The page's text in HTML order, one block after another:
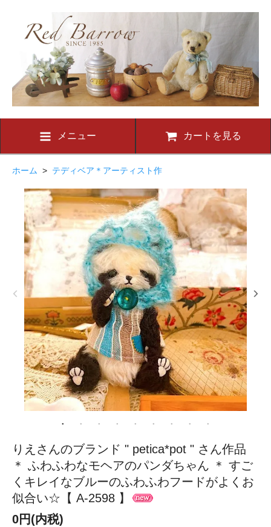
メニュー カートを見る
ホーム > テディベア＊アーティスト作
りえさんのブランド " petica*pot " さん作品
＊ ふわふわなモヘアのパンダちゃん ＊ すご
くキレイなブルーのふわふわフードがよくお
似合い☆【 A-2598 】
0円(内税)